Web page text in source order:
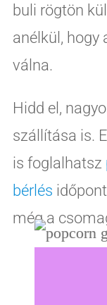
buli rögtön
anélkül, hogy
válna.
Hidd el,
szállítása is.
is foglalhatsz
bérlés
még a